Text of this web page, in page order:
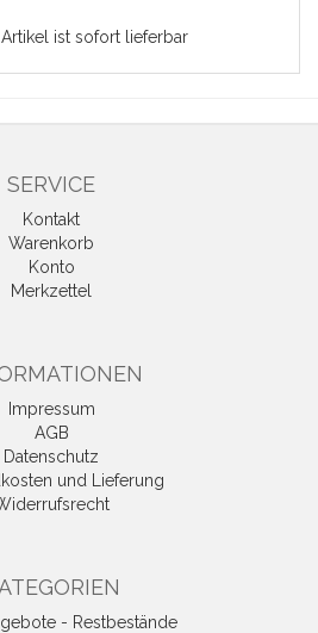
Artikel ist sofort lieferbar
SERVICE
Kontakt
Warenkorb
Konto
Merkzettel
Impressum
AGB
Datenschutz
und Lieferung
- Restbestände